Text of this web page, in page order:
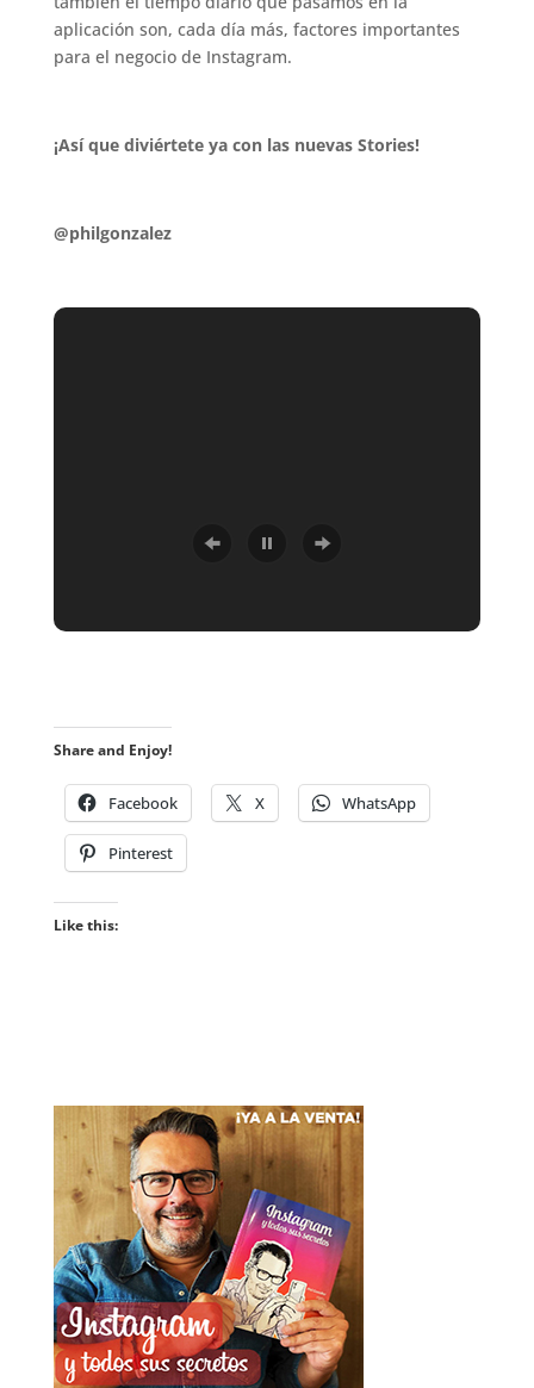
aplicación son, cada día más, factores importantes
para el negocio de Instagram.
¡Así que diviértete ya con las nuevas Stories!
@philgonzalez
Share and Enjoy!
Facebook X WhatsApp
Pinterest
Like this: